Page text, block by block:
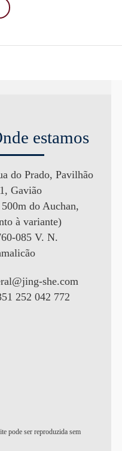
estamos
do Prado, Pavilhão
Gavião
do Auchan,
à variante)
085 V. N.
she.com
252 042 772
pode ser reproduzida sem